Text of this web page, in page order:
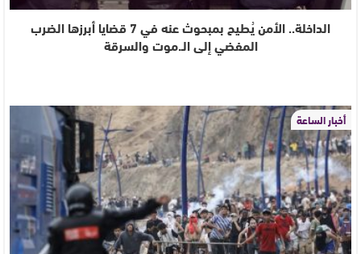
الداخلة.. الأمن يُطيح بمبحوث عنه في 7 قضايا أبرزها الضرب
المفضي إلى الـ.موت والسرقة
أخبار الساعة